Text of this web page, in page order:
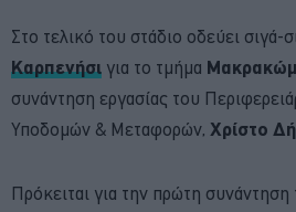
Στο τελικό του στάδιο οδεύει σιγά-
Καρπενήσι για το τμήμα
συνάντηση εργασίας του
Υποδομών & Μεταφορών, Χρίστο
Πρόκειται για την πρώτη